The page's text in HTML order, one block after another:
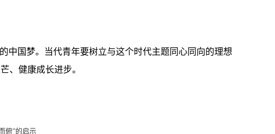
中国梦。当代青年要树立与这个时代主题同心同向的理想
、健康成长进步。
俯”的启示